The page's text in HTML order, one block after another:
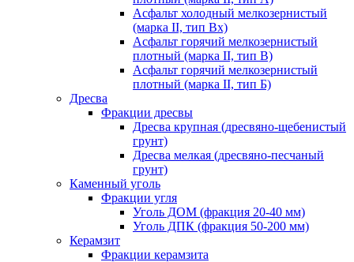
Асфальт холодный мелкозернистый
(марка II, тип Вх)
Асфальт горячий мелкозернистый
плотный (марка II, тип В)
Асфальт горячий мелкозернистый
плотный (марка II, тип Б)
Дресва
Фракции дресвы
Дресва крупная (дресвяно-щебенистый
грунт)
Дресва мелкая (дресвяно-песчаный
грунт)
Каменный уголь
Фракции угля
Уголь ДОМ (фракция 20-40 мм)
Уголь ДПК (фракция 50-200 мм)
Керамзит
Фракции керамзита